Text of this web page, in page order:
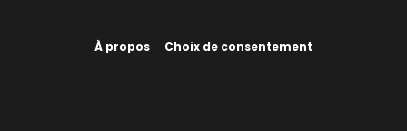
À propos Choix de consentement